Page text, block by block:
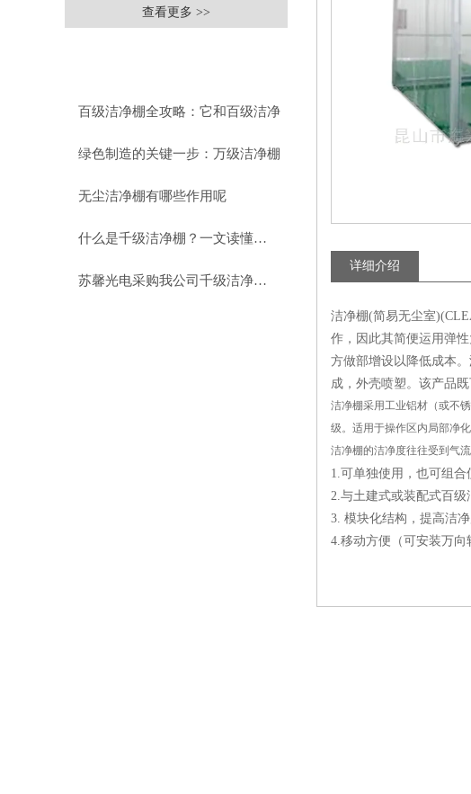
查看更多 >>
百级洁净棚全攻略：它和百级洁净
室到底有什么区别？
绿色制造的关键一步：万级洁净棚
助力环保型半导体产业发展
无尘洁净棚有哪些作用呢
什么是千级洁净棚？一文读懂其结构特点与局部净化优势
苏馨光电采购我公司千级洁净棚普通工作台一批（7月07日）已顺利交货
详细介绍
洁净棚(简易无尘室
作，因此其简便运用弹
方做部增设以降低成本
成，外壳喷塑。该产品
洁净棚采用工业铝材（或不
级。适用于操作区内局部净
洁净棚的洁净度往往受到气
1.可单独使用，也可组合
2.与土建式或装配式百级
3. 模块化结构，提高洁
4.移动方便（可安装万向